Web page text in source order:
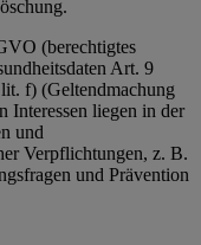
(berechtigtes
Art. 9
f) (Geltendmachung
Interessen liegen in der
und
Verpflichtungen, z. B.
und Prävention